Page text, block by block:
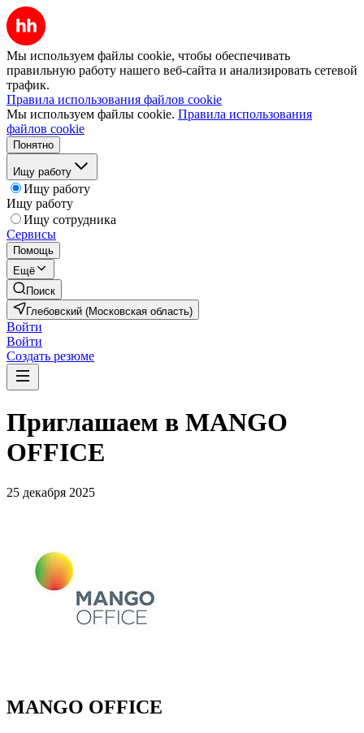
Мы используем файлы cookie, чтобы обеспечивать
правильную работу нашего веб-сайта и анализировать сетевой
трафик.
Правила использования файлов cookie
Мы используем файлы cookie. Правила использования
файлов cookie
Понятно
Ищу работу
Ищу работу
Ищу работу
Ищу сотрудника
Сервисы
Помощь
Ещё
Поиск
Глебовский (Московская область)
Войти
Войти
Создать резюме
Приглашаем в MANGO
OFFICE
25 декабря 2025
MANGO OFFICE